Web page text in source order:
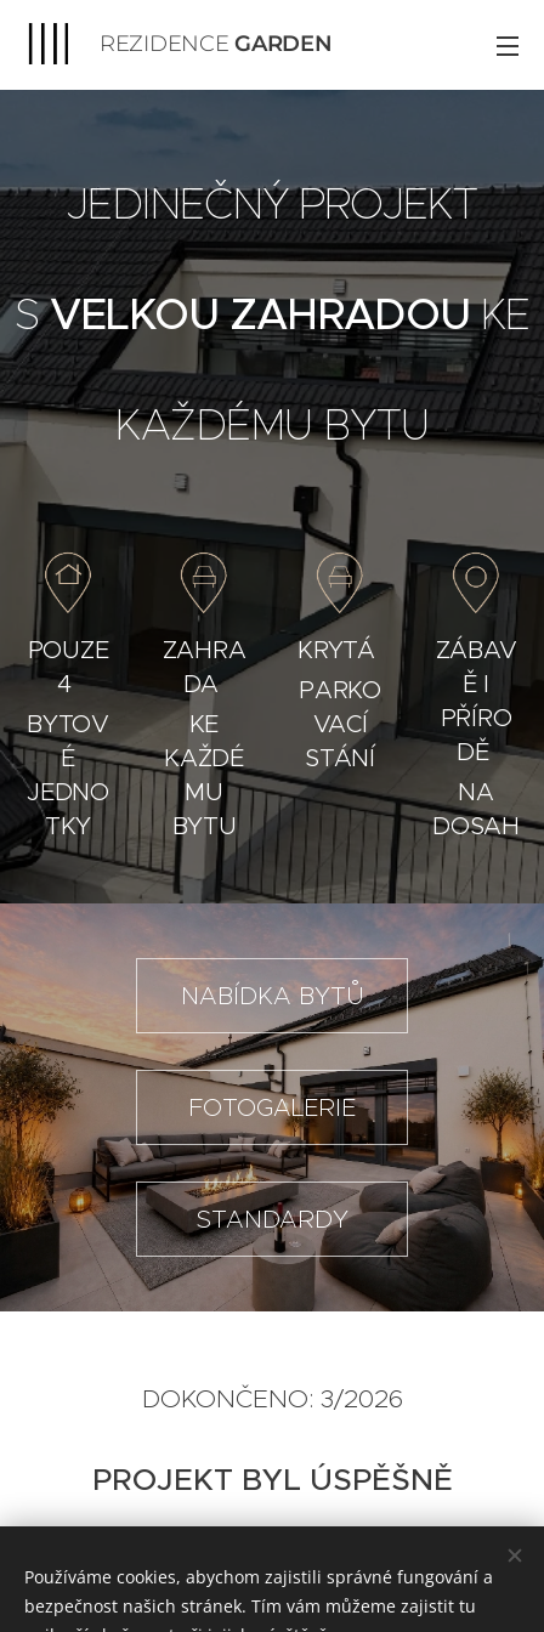
REZIDENCEGARDEN
JEDINEČNÝ PROJEKT
SVELKOU ZAHRADOU KE
KAŽDÉMU BYTU
POUZE
4
BYTOV
É
JEDNO
TKY
ZAHRA
DA
KE
KAŽDÉ
MU
BYTU
KRYTÁ
PARKO
VACÍ
STÁNÍ
ZÁBAV
Ě I
PŘÍRO
DĚ
NA
DOSAH
NABÍDKA BYTŮ
FOTOGALERIE
STANDARDY
DOKONČENO: 3/2026
PROJEKT BYL ÚSPĚŠNĚ
Používáme cookies, abychom zajistili správné fungování a
bezpečnost našich stránek. Tím vám můžeme zajistit tu